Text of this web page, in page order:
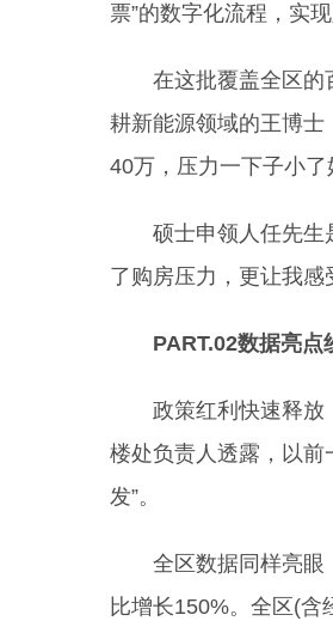
票”的数字化流程，实
在这批覆盖全区的百
耕新能源领域的王博士
40万，压力一下子小了
硕士申领人任先生是
了购房压力，更让我感
PART.02数据亮点
政策红利快速释放，
楼处负责人透露，以前
发”。
全区数据同样亮眼：
比增长150%。全区(